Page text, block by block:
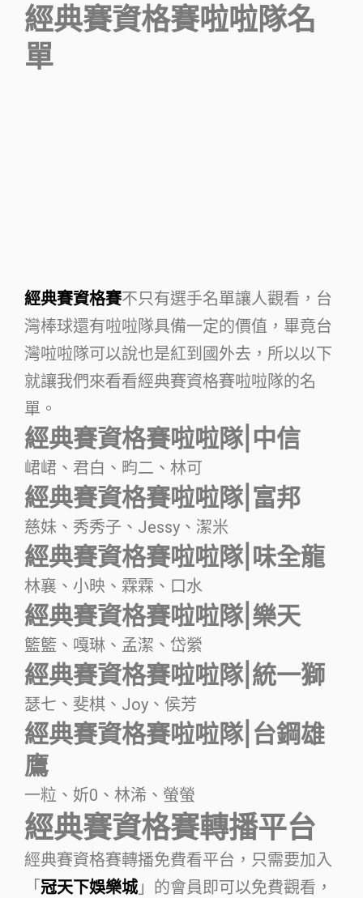
經典賽資格賽啦啦隊名
單
經典賽資格賽不只有選手名單讓人觀看，台
灣棒球還有啦啦隊具備一定的價值，畢竟台
灣啦啦隊可以說也是紅到國外去，所以以下
就讓我們來看看經典賽資格賽啦啦隊的名
單。
經典賽資格賽啦啦隊|中信
峮峮、君白、畇二、林可
經典賽資格賽啦啦隊|富邦
慈妹、秀秀子、Jessy、潔米
經典賽資格賽啦啦隊|味全龍
林襄、小映、霖霖、口水
經典賽資格賽啦啦隊|樂天
籃籃、嘎琳、孟潔、岱縈
經典賽資格賽啦啦隊|統一獅
瑟七、斐棋、Joy、侯芳
經典賽資格賽啦啦隊|台鋼雄
鷹
一粒、妡0、林浠、螢螢
經典賽資格賽轉播平台
經典賽資格賽轉播免費看平台，只需要加入
「 冠天下娛樂城」的會員即可以免費觀看，